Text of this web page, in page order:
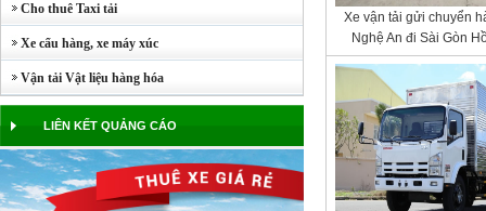
Cho thuê Taxi tải
Xe cẩu hàng, xe máy xúc
Vận tải Vật liệu hàng hóa
LIÊN KẾT QUẢNG CÁO
Xe vận tải gửi chuyển
Nghệ An đi Sài Gòn